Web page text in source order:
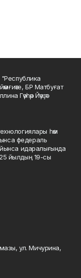
БР Матбуғат
Гәүһәр Йәүҙәт
һәм
федераль
идаралығында
йылдың 19-сы
ул. Мичурина,